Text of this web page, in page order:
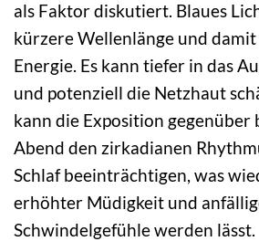
als Faktor diskutiert. Blaues
kürzere Wellenlänge und
Energie. Es kann tiefer in das
und potenziell die Netzhaut
kann die Exposition gegenüber
Abend den zirkadianen
Schlaf beeinträchtigen, was
erhöhter Müdigkeit und
Schwindelgefühle werden lässt.